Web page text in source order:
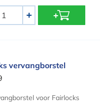
+
vervangborstel
voor Fairlocks